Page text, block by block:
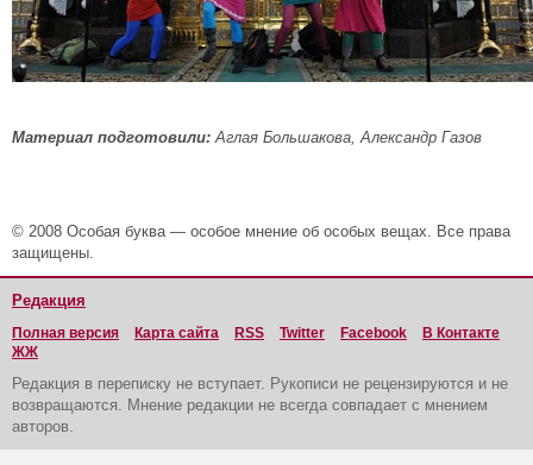
Материал подготовили: Аглая Большакова, Александр Газов
© 2008 Особая буква — особое мнение об особых вещах. Все права
защищены.
Редакция
Полная версия Карта сайта RSS Twitter Facebook
В Контакте
ЖЖ
Редакция в переписку не вступает. Рукописи не рецензируются и не
возвращаются. Мнение редакции не всегда совпадает с мнением
авторов.